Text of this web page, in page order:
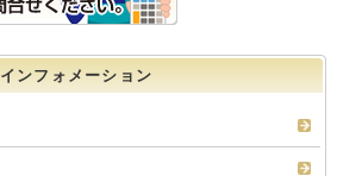
インフォメーション